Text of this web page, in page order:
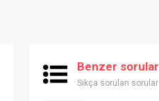
Benzer sorular
Sıkça sorulan sorular